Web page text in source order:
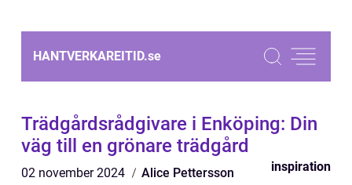
HANTVERKAREITID.se
Trädgårdsrådgivare i Enköping: Din
väg till en grönare trädgård
02 november 2024 Alice Pettersson inspiration